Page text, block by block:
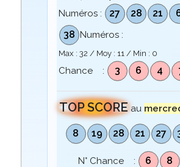
Numéros : 27 28 21
38 Numéros :
Max : 32 / Moy : 11/ Min : 0
Chance : 3 6 4
TOP SCORE au
8 19 28 21 27
N° Chance : 6 8